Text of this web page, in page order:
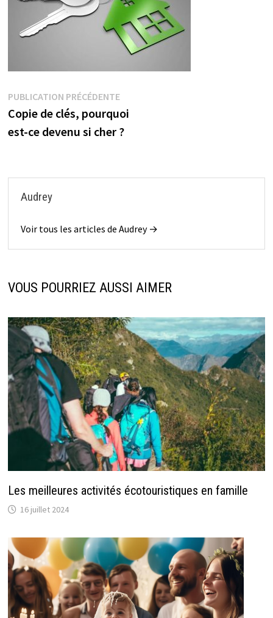
Navigation
de
PUBLICATION PRÉCÉDENTEPublication
précédente :
Copie de clés, pourquoi
est-ce devenu si cher ?
Audrey
Voir tous les articles de Audrey →
VOUS POURRIEZ AUSSI AIMER
Les meilleures activités écotouristiques en famille
16 juillet 2024